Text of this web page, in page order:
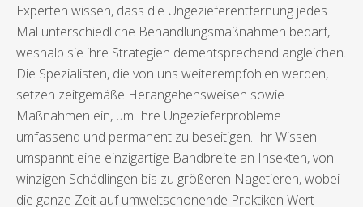
Experten wissen, dass die Ungezieferentfernung jedes
Mal unterschiedliche Behandlungsmaßnahmen bedarf,
weshalb sie ihre Strategien dementsprechend angleichen.
Die Spezialisten, die von uns weiterempfohlen werden,
setzen zeitgemäße Herangehensweisen sowie
Maßnahmen ein, um Ihre Ungezieferprobleme
umfassend und permanent zu beseitigen. Ihr Wissen
umspannt eine einzigartige Bandbreite an Insekten, von
winzigen Schädlingen bis zu größeren Nagetieren, wobei
die ganze Zeit auf umweltschonende Praktiken Wert